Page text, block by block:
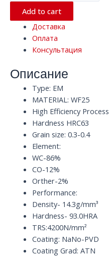
концевая
фреза
канавками
EM
WF25
HRC63
quantity
Add to cart
Доставка
Оплата
Консультация
Описание
Type: EM
MATERIAL: WF25
High Efficiency
Hardness HRC63
Grain size: 0.3-0.4
Element:
WC-86%
CO-12%
Orther-2%
Performance:
Density- 14.3g/mm³
Hardness- 93.0HRA
TRS:4200N/mm²
Coating: NaNo-PVD
Coating Grad: ATN